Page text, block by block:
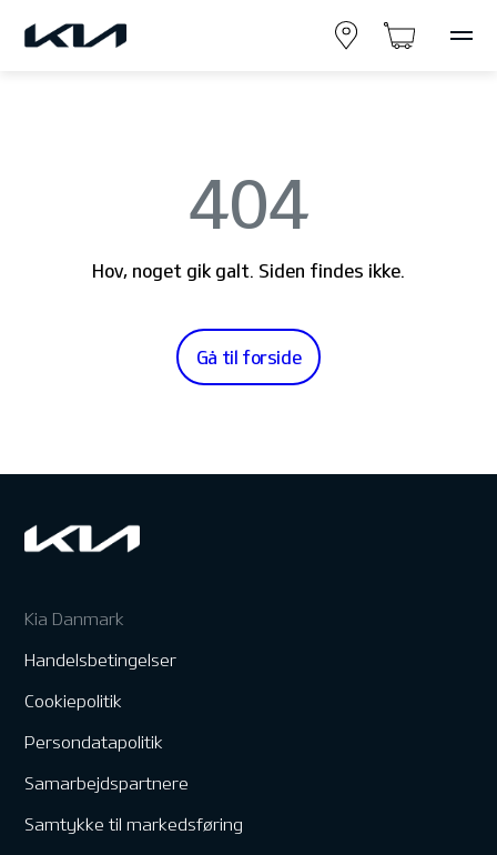
404
Hov, noget gik galt. Siden findes ikke.
Gå til forside
Kia Danmark
Handelsbetingelser
Cookiepolitik
Persondatapolitik
Samarbejdspartnere
Samtykke til markedsføring